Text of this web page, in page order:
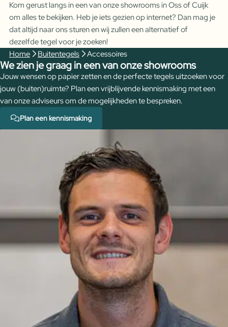
Kom gerust langs in een van onze showrooms in Oss of Cuijk
om alles te bekijken. Heb je iets gezien op internet? Dan mag je
dat altijd naar ons sturen en wij zullen een alternatief of
dezelfde tegel voor je zoeken!
Home
Buitentegels Accessoires
We zien je graag in een van onze showrooms
Jouw wensen op papier zetten en de perfecte tegels uitzoeken voor
jouw (buiten)ruimte? Plan een vrijblijvende kennismaking met een
van onze adviseurs om de mogelijkheden te bespreken.
Plan een kennismaking